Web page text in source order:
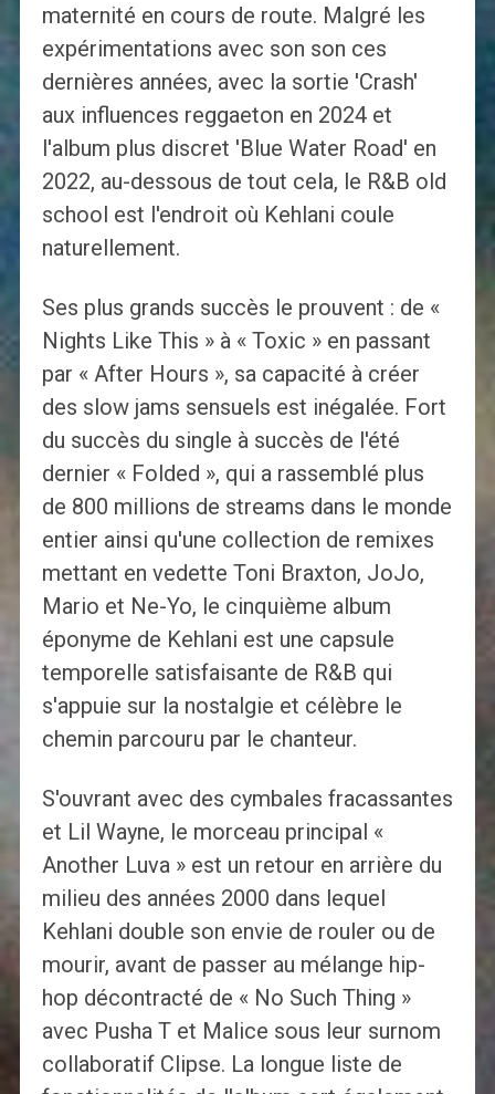
maternité en cours de route. Malgré les
expérimentations avec son son ces
dernières années, avec la sortie 'Crash'
aux influences reggaeton en 2024 et
l'album plus discret 'Blue Water Road' en
2022, au-dessous de tout cela, le R&B old
school est l'endroit où Kehlani coule
naturellement.
Ses plus grands succès le prouvent : de «
Nights Like This » à « Toxic » en passant
par « After Hours », sa capacité à créer
des slow jams sensuels est inégalée. Fort
du succès du single à succès de l'été
dernier « Folded », qui a rassemblé plus
de 800 millions de streams dans le monde
entier ainsi qu'une collection de remixes
mettant en vedette Toni Braxton, JoJo,
Mario et Ne-Yo, le cinquième album
éponyme de Kehlani est une capsule
temporelle satisfaisante de R&B qui
s'appuie sur la nostalgie et célèbre le
chemin parcouru par le chanteur.
S'ouvrant avec des cymbales fracassantes
et Lil Wayne, le morceau principal «
Another Luva » est un retour en arrière du
milieu des années 2000 dans lequel
Kehlani double son envie de rouler ou de
mourir, avant de passer au mélange hip-
hop décontracté de « No Such Thing »
avec Pusha T et Malice sous leur surnom
collaboratif Clipse. La longue liste de